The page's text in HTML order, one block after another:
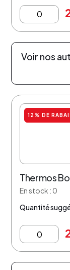
Voir nos
12% DE
Thermos
En stock : 0
Quantité